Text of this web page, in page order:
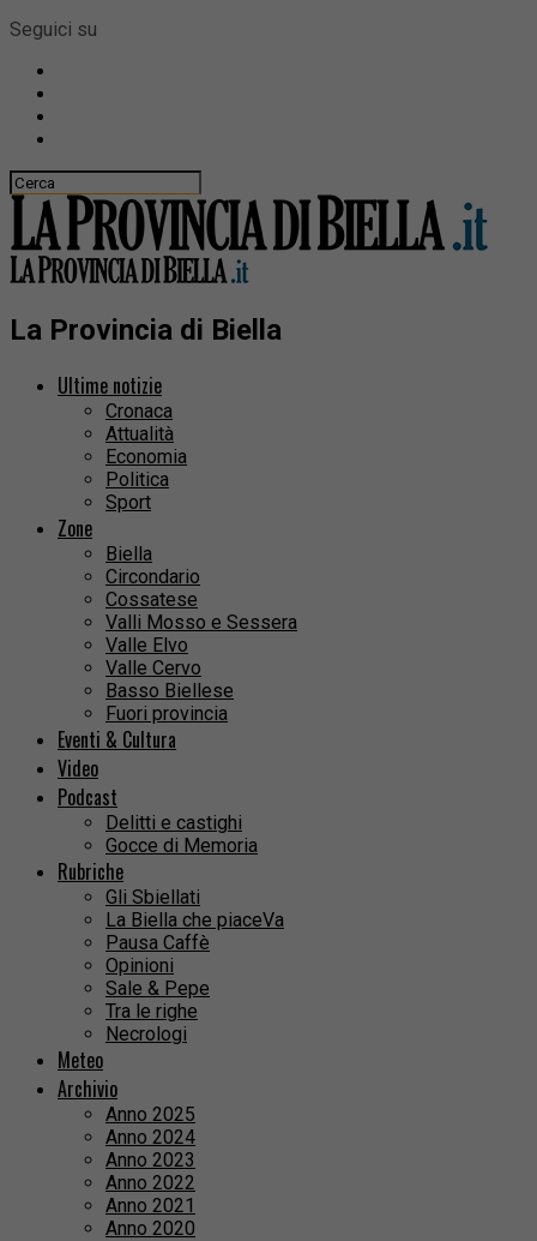
Seguici su
La Provincia di Biella
Ultime notizie
Cronaca
Attualità
Economia
Politica
Sport
Zone
Biella
Circondario
Cossatese
Valli Mosso e Sessera
Valle Elvo
Valle Cervo
Basso Biellese
Fuori provincia
Eventi & Cultura
Video
Podcast
Delitti e castighi
Gocce di Memoria
Rubriche
Gli Sbiellati
La Biella che piaceVa
Pausa Caffè
Opinioni
Sale & Pepe
Tra le righe
Necrologi
Meteo
Archivio
Anno 2025
Anno 2024
Anno 2023
Anno 2022
Anno 2021
Anno 2020